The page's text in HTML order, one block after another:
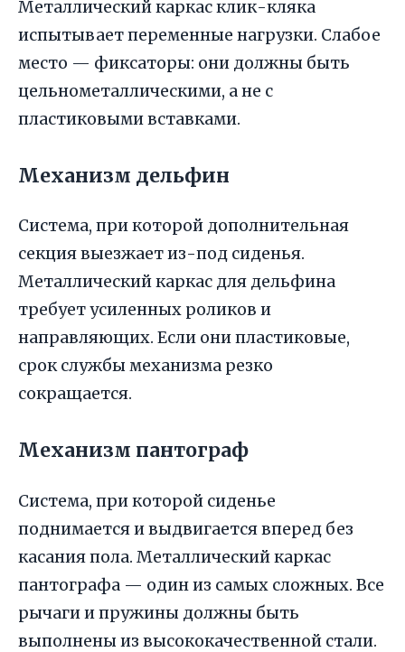
Металлический каркас клик-кляка
испытывает переменные нагрузки. Слабое
место — фиксаторы: они должны быть
цельнометаллическими, а не с
пластиковыми вставками.
Механизм дельфин
Система, при которой дополнительная
секция выезжает из-под сиденья.
Металлический каркас для дельфина
требует усиленных роликов и
направляющих. Если они пластиковые,
срок службы механизма резко
сокращается.
Механизм пантограф
Система, при которой сиденье
поднимается и выдвигается вперед без
касания пола. Металлический каркас
пантографа — один из самых сложных. Все
рычаги и пружины должны быть
выполнены из высококачественной стали.